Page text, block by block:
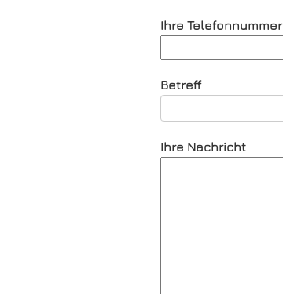
Ihre Telefonnummer
Betreff
Ihre Nachricht